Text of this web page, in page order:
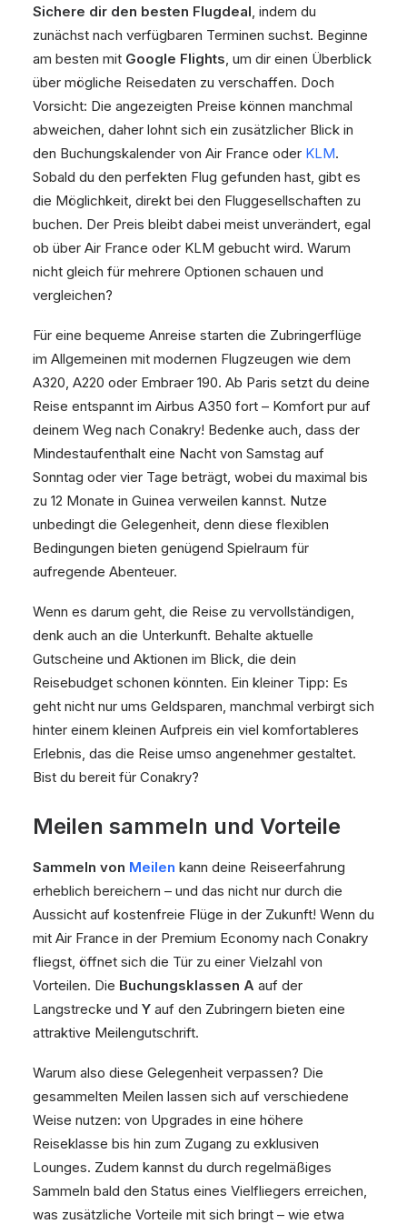
Sichere dir den besten Flugdeal, indem du
zunächst nach verfügbaren Terminen suchst. Beginne
am besten mit Google Flights, um dir einen Überblick
über mögliche Reisedaten zu verschaffen. Doch
Vorsicht: Die angezeigten Preise können manchmal
abweichen, daher lohnt sich ein zusätzlicher Blick in
den Buchungskalender von Air France oder KLM.
Sobald du den perfekten Flug gefunden hast, gibt es
die Möglichkeit, direkt bei den Fluggesellschaften zu
buchen. Der Preis bleibt dabei meist unverändert, egal
ob über Air France oder KLM gebucht wird. Warum
nicht gleich für mehrere Optionen schauen und
vergleichen?
Für eine bequeme Anreise starten die Zubringerflüge
im Allgemeinen mit modernen Flugzeugen wie dem
A320, A220 oder Embraer 190. Ab Paris setzt du deine
Reise entspannt im Airbus A350 fort – Komfort pur auf
deinem Weg nach Conakry! Bedenke auch, dass der
Mindestaufenthalt eine Nacht von Samstag auf
Sonntag oder vier Tage beträgt, wobei du maximal bis
zu 12 Monate in Guinea verweilen kannst. Nutze
unbedingt die Gelegenheit, denn diese flexiblen
Bedingungen bieten genügend Spielraum für
aufregende Abenteuer.
Wenn es darum geht, die Reise zu vervollständigen,
denk auch an die Unterkunft. Behalte aktuelle
Gutscheine und Aktionen im Blick, die dein
Reisebudget schonen könnten. Ein kleiner Tipp: Es
geht nicht nur ums Geldsparen, manchmal verbirgt sich
hinter einem kleinen Aufpreis ein viel komfortableres
Erlebnis, das die Reise umso angenehmer gestaltet.
Bist du bereit für Conakry?
Meilen sammeln und Vorteile
Sammeln von Meilen kann deine Reiseerfahrung
erheblich bereichern – und das nicht nur durch die
Aussicht auf kostenfreie Flüge in der Zukunft! Wenn du
mit Air France in der Premium Economy nach Conakry
fliegst, öffnet sich die Tür zu einer Vielzahl von
Vorteilen. Die Buchungsklassen A auf der
Langstrecke und Y auf den Zubringern bieten eine
attraktive Meilengutschrift.
Warum also diese Gelegenheit verpassen? Die
gesammelten Meilen lassen sich auf verschiedene
Weise nutzen: von Upgrades in eine höhere
Reiseklasse bis hin zum Zugang zu exklusiven
Lounges. Zudem kannst du durch regelmäßiges
Sammeln bald den Status eines Vielfliegers erreichen,
was zusätzliche Vorteile mit sich bringt – wie etwa